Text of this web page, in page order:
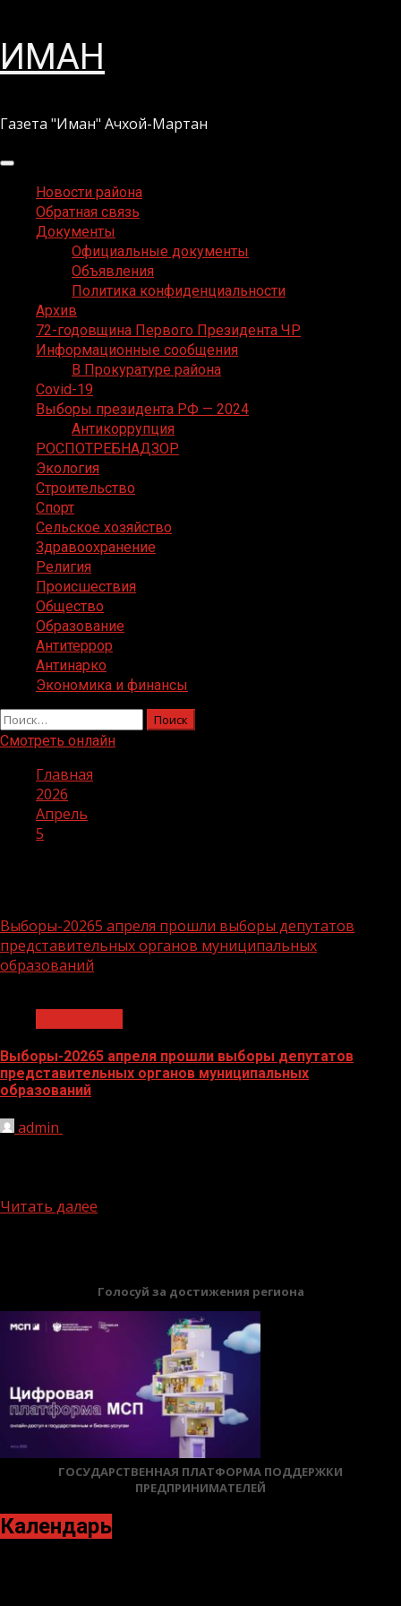
Перейти
кИМАН
Газета "Иман" Ачхой-Мартан
Основное
менюНовости района
Обратная связь
Документы
Официальные документы
Объявления
Политика конфиденциальности
Архив
72-годовщина Первого Президента ЧР
Информационные сообщения
В Прокуратуре района
Covid-19
Выборы президента РФ — 2024
Антикоррупция
РОСПОТРЕБНАДЗОР
Экология
Строительство
Спорт
Сельское хозяйство
Здравоохранение
Религия
Происшествия
Общество
Образование
Антитеррор
Антинарко
Экономика и финансы
Найти:
Смотреть онлайн
Главная
2026
Апрель
5
Выборы-20265 апреля прошли выборы депутатов
представительных органов муниципальных
образований
Выборы-20265 апреля прошли выборы депутатов
представительных органов муниципальных
образований
admin
Читать далее
Голосуй за достижения региона
ГОСУДАРСТВЕННАЯ ПЛАТФОРМА ПОДДЕРЖКИ
ПРЕДПРИНИМАТЕЛЕЙ
Календарь